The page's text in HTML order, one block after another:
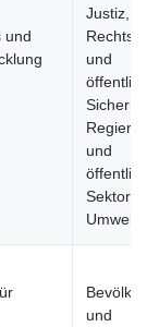
und
Justiz,
und
und
Sektor,
Umwelt
und